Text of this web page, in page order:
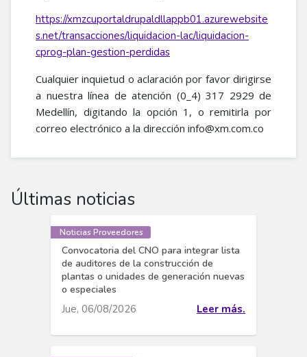
https://xmzcuportaldrupaldllappb01.azurewebsite
s.net/transacciones/liquidacion-lac/liquidacion-
cprog-plan-gestion-perdidas
Cualquier inquietud o aclaración por favor dirigirse
a nuestra línea de atención (0_4) 317 2929 de
Medellín, digitando la opción 1, o remitirla por
correo electrónico a la dirección info@xm.com.co
Últimas noticias
Noticias Proveedores
Convocatoria del CNO para integrar lista
de auditores de la construcción de
plantas o unidades de generación nuevas
o especiales
Jue, 06/08/2026 Leer más.